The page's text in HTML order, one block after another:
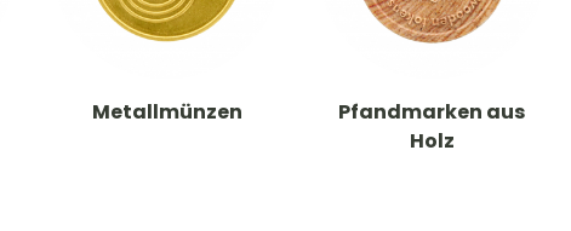
Metallmünzen
Pfandmarken aus
Holz